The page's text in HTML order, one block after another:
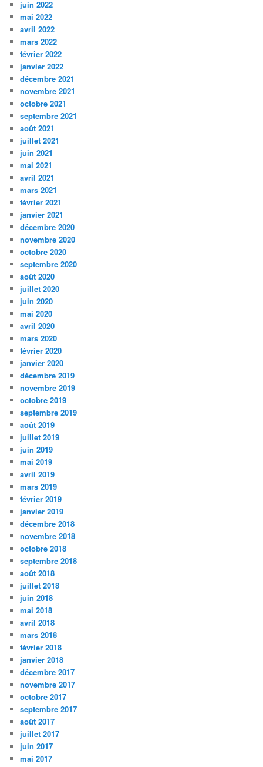
juin 2022
mai 2022
avril 2022
mars 2022
février 2022
janvier 2022
décembre 2021
novembre 2021
octobre 2021
septembre 2021
août 2021
juillet 2021
juin 2021
mai 2021
avril 2021
mars 2021
février 2021
janvier 2021
décembre 2020
novembre 2020
octobre 2020
septembre 2020
août 2020
juillet 2020
juin 2020
mai 2020
avril 2020
mars 2020
février 2020
janvier 2020
décembre 2019
novembre 2019
octobre 2019
septembre 2019
août 2019
juillet 2019
juin 2019
mai 2019
avril 2019
mars 2019
février 2019
janvier 2019
décembre 2018
novembre 2018
octobre 2018
septembre 2018
août 2018
juillet 2018
juin 2018
mai 2018
avril 2018
mars 2018
février 2018
janvier 2018
décembre 2017
novembre 2017
octobre 2017
septembre 2017
août 2017
juillet 2017
juin 2017
mai 2017